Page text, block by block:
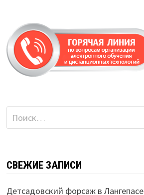
Найти:
СВЕЖИЕ ЗАПИСИ
Детсадовский форсаж в Лангепасе